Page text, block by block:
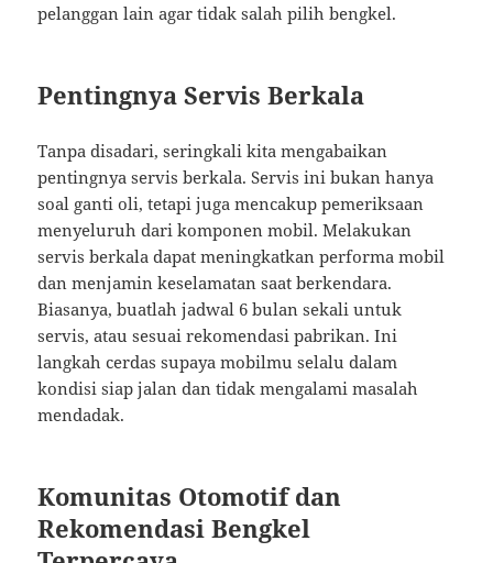
pelanggan lain agar tidak salah pilih bengkel.
Pentingnya Servis Berkala
Tanpa disadari, seringkali kita mengabaikan
pentingnya servis berkala. Servis ini bukan hanya
soal ganti oli, tetapi juga mencakup pemeriksaan
menyeluruh dari komponen mobil. Melakukan
servis berkala dapat meningkatkan performa mobil
dan menjamin keselamatan saat berkendara.
Biasanya, buatlah jadwal 6 bulan sekali untuk
servis, atau sesuai rekomendasi pabrikan. Ini
langkah cerdas supaya mobilmu selalu dalam
kondisi siap jalan dan tidak mengalami masalah
mendadak.
Komunitas Otomotif dan
Rekomendasi Bengkel